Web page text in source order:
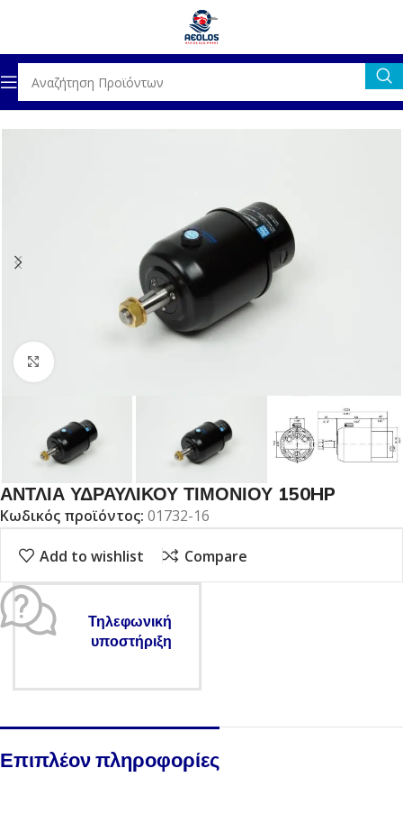
ΚΙΝΗΤΗΡΕΣ ΤΙΜΟΝΙΑ & ΑΞΕΣΟΥΑΡ ΑΞΕΣΟΥΑΡ ΤΙΜΟΝΙΩΝ
Click to enlarge
ΑΝΤΛΙΑ ΥΔΡΑΥΛΙΚΟΥ ΤΙΜΟΝΙΟΥ 150HP
Κωδικός προϊόντος: 01732-16
Add to wishlist Compare
Τηλεφωνική
υποστήριξη
Επιπλέον πληροφορίες